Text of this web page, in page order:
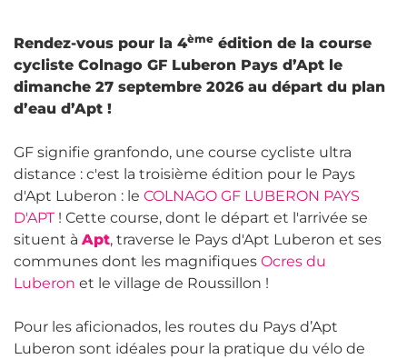
Rendez-vous pour la 4ème édition de la course
cycliste Colnago GF Luberon Pays d’Apt le
dimanche 27 septembre 2026 au départ du plan
d’eau d’Apt !
GF signifie granfondo, une course cycliste ultra
distance : c'est la troisième édition pour le Pays
d'Apt Luberon : le COLNAGO GF LUBERON PAYS
D'APT! Cette course, dont le départ et l'arrivée se
situent à Apt, traverse le Pays d'Apt Luberon et ses
communes dont les magnifiques Ocres du
Luberon et le village de Roussillon !
Pour les aficionados, les routes du Pays d’Apt
Luberon sont idéales pour la pratique du vélo de